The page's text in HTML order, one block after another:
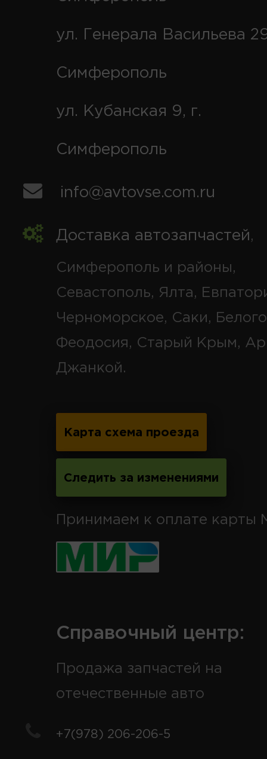
ул. Генерала Васильева
Симферополь
ул. Кубанская 9, г.
Симферополь
info@avtovse.com.ru
Доставка автозапчастей,
Симферополь и районы,
Севастополь, Ялта,
Черноморское, Саки,
Феодосия, Старый Крым,
Джанкой.
Карта схема проезда
Следить за изменениями
Принимаем к оплате карты
Справочный центр:
Продажа запчастей на
отечественные авто
+7(978) 206-206-5